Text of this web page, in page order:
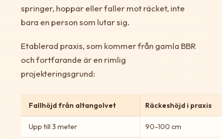
springer, hoppar eller faller mot räcket, inte
bara en person som lutar sig.
Etablerad praxis, som kommer från gamla BBR
och fortfarande är en rimlig
projekteringsgrund:
Fallhöjd från altangolvet Räckeshöjd i praxis
Upp till 3 meter 90-100 cm